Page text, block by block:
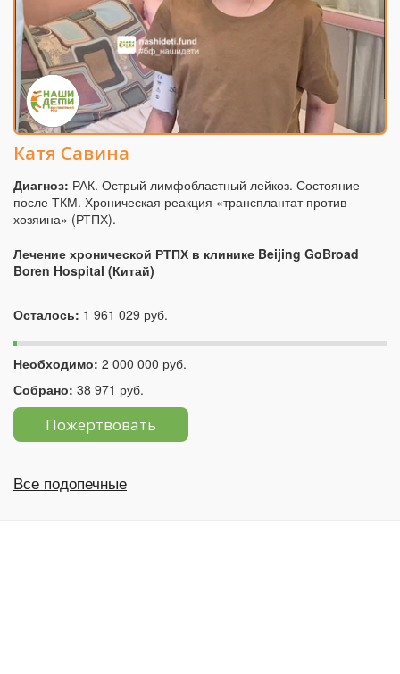
Катя Савина
Диагноз: РАК. Острый лимфобластный лейкоз. Состояние
после ТКМ. Хроническая реакция «трансплантат против
хозяина» (РТПХ).
Лечение хронической РТПХ в клинике Beijing GoBroad
Boren Hospital (Китай)
Осталось: 1 961 029 руб.
Необходимо: 2 000 000 руб.
Собрано: 38 971 руб.
Пожертвовать
Все подопечные